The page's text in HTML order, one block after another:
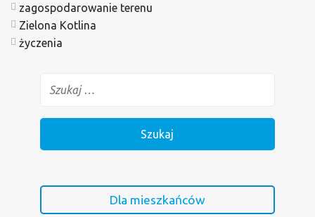
zagospodarowanie terenu
Zielona Kotlina
życzenia
Dla mieszkańców